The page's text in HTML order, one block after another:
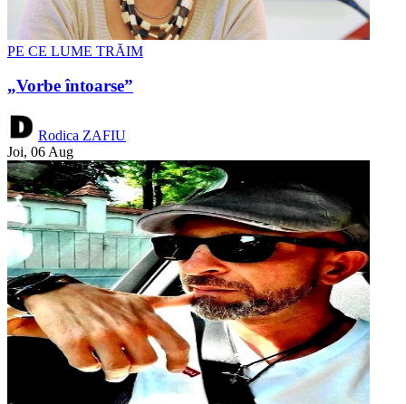
PE CE LUME TRĂIM
„Vorbe întoarse”
Rodica ZAFIU
Joi, 06 Aug